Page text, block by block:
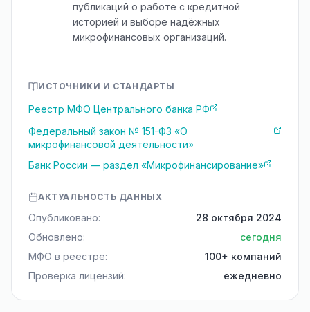
публикаций о работе с кредитной
историей и выборе надёжных
микрофинансовых организаций.
ИСТОЧНИКИ И СТАНДАРТЫ
Реестр МФО Центрального банка РФ
Федеральный закон № 151-ФЗ «О
микрофинансовой деятельности»
Банк России — раздел «Микрофинансирование»
АКТУАЛЬНОСТЬ ДАННЫХ
Опубликовано:
28 октября 2024
Обновлено:
сегодня
МФО в реестре:
100+ компаний
Проверка лицензий:
ежедневно